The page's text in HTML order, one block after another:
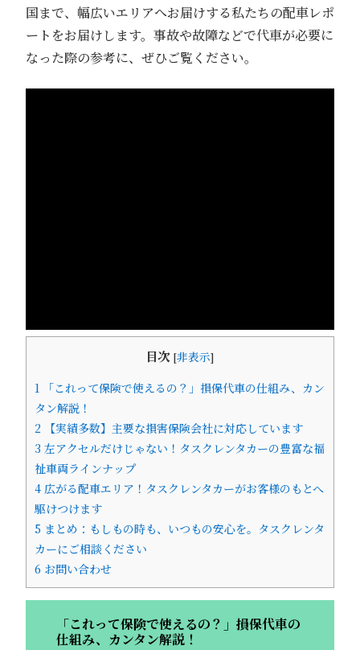
国まで、幅広いエリアへお届けする私たちの配車レポ
ートをお届けします。事故や故障などで代車が必要に
なった際の参考に、ぜひご覧ください。
目次 [非表示]
1 「これって保険で使えるの？」損保代車の仕組み、カン
タン解説！
2 【実績多数】主要な損害保険会社に対応しています
3 左アクセルだけじゃない！タスクレンタカーの豊富な福
祉車両ラインナップ
4 広がる配車エリア！タスクレンタカーがお客様のもとへ
駆けつけます
5 まとめ：もしもの時も、いつもの安心を。タスクレンタ
カーにご相談ください
6 お問い合わせ
「これって保険で使えるの？」損保代車の
仕組み、カンタン解説！